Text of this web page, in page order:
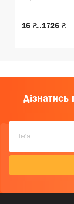
16 ₴..1726 ₴
Дізнатись